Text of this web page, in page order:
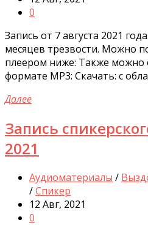
0
Запись от 7 августа 2021
месяцев трезвости. Можно
плеером ниже: Также можно
формате MP3: Скачать: с
Далее
Запись
2021
Аудиоматериалы /
/Спикер
12 Авг, 2021
0